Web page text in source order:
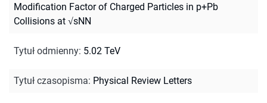
Modification Factor of Charged Particles in p+Pb
Collisions at √sNN
Tytuł odmienny: 5.02 TeV
Tytuł czasopisma: Physical Review Letters